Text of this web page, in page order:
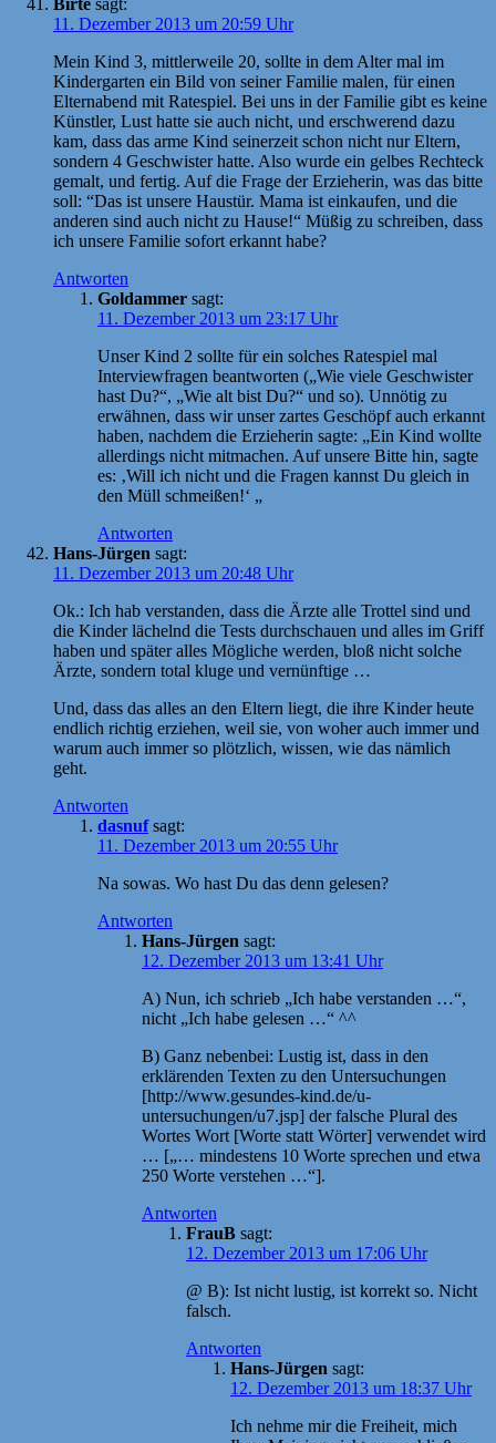
11. Dezember 2013 um 20:59 Uhr
Mein Kind 3, mittlerweile 20, sollte in dem Alter mal im
Kindergarten ein Bild von seiner Familie malen, für einen
Elternabend mit Ratespiel. Bei uns in der Familie gibt es keine
Künstler, Lust hatte sie auch nicht, und erschwerend dazu
kam, dass das arme Kind seinerzeit schon nicht nur Eltern,
sondern 4 Geschwister hatte. Also wurde ein gelbes Rechteck
gemalt, und fertig. Auf die Frage der Erzieherin, was das bitte
soll: “Das ist unsere Haustür. Mama ist einkaufen, und die
anderen sind auch nicht zu Hause!“ Müßig zu schreiben, dass
ich unsere Familie sofort erkannt habe?
Antworten
Goldammer sagt:
11. Dezember 2013 um 23:17 Uhr
Unser Kind 2 sollte für ein solches Ratespiel mal
Interviewfragen beantworten („Wie viele Geschwister
hast Du?“, „Wie alt bist Du?“ und so). Unnötig zu
erwähnen, dass wir unser zartes Geschöpf auch erkannt
haben, nachdem die Erzieherin sagte: „Ein Kind wollte
allerdings nicht mitmachen. Auf unsere Bitte hin, sagte
es: ‚Will ich nicht und die Fragen kannst Du gleich in
den Müll schmeißen!‘ „
Antworten
Hans-Jürgen sagt:
11. Dezember 2013 um 20:48 Uhr
Ok.: Ich hab verstanden, dass die Ärzte alle Trottel sind und
die Kinder lächelnd die Tests durchschauen und alles im Griff
haben und später alles Mögliche werden, bloß nicht solche
Ärzte, sondern total kluge und vernünftige …
Und, dass das alles an den Eltern liegt, die ihre Kinder heute
endlich richtig erziehen, weil sie, von woher auch immer und
warum auch immer so plötzlich, wissen, wie das nämlich
geht.
Antworten
dasnuf sagt:
11. Dezember 2013 um 20:55 Uhr
Na sowas. Wo hast Du das denn gelesen?
Antworten
Hans-Jürgen sagt:
12. Dezember 2013 um 13:41 Uhr
A) Nun, ich schrieb „Ich habe verstanden …“,
nicht „Ich habe gelesen …“ ^^
B) Ganz nebenbei: Lustig ist, dass in den
erklärenden Texten zu den Untersuchungen
[http://www.gesundes-kind.de/u-
untersuchungen/u7.jsp] der falsche Plural des
Wortes Wort [Worte statt Wörter] verwendet wird
… [„… mindestens 10 Worte sprechen und etwa
250 Worte verstehen …“].
Antworten
FrauB sagt:
12. Dezember 2013 um 17:06 Uhr
@ B): Ist nicht lustig, ist korrekt so. Nicht
falsch.
Antworten
Hans-Jürgen sagt:
12. Dezember 2013 um 18:37 Uhr
Ich nehme mir die Freiheit, mich